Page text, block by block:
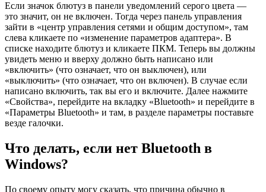
Если значок блютуз в панели уведомлений серого цвета —
это значит, он не включен. Тогда через панель управления
зайти в «центр управления сетями и общим доступом», там
слева кликаете по «изменение параметров адаптера». В
списке находите блютуз и кликаете ПКМ. Теперь вы должны
увидеть меню и вверху должно быть написано или
«включить» (что означает, что он выключен), или
«выключить» (что означает, что он включен). В случае если
написано включить, так вы его и включите. Далее нажмите
«Свойства», перейдите на вкладку «Bluetooth» и перейдите в
«Параметры Bluetooth» и там, в разделе параметры поставьте
везде галочки.
Что делать, если нет Bluetooth в
Windows?
По своему опыту могу сказать, что причина обычно в